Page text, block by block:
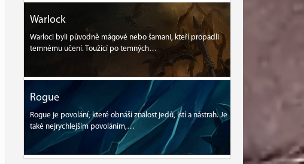
Warlock
Warloci byli původně mágové nebo šamani, kteří propadli
temnému učení. Toužící po temných…
Rogue
Rogue je povolání, které obnáší znalost jedů, lstí a nástrah. Je
také nejrychlejším povoláním,…